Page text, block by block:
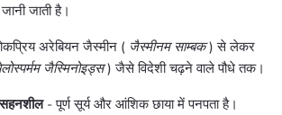
जाती है।
अरेबियन जैस्मीन ( जैस्मीनम साम्बक) से लेकर
जैस्मिनोइड्स) जैसे विदेशी चढ़ने वाले पौधे तक।
सहनशील- पूर्ण सूर्य और आंशिक छाया में पनपता है।